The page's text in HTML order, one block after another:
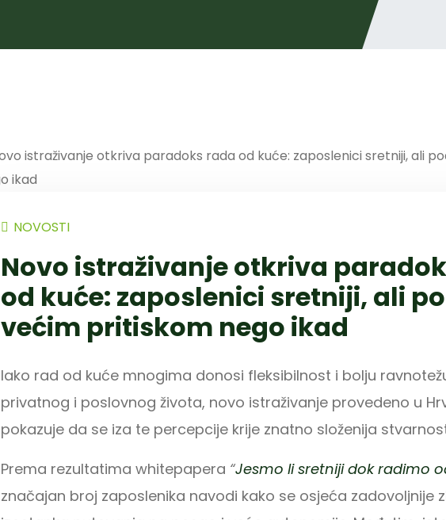
NOVOSTI
Novo istraživanje otkriva
od kuće: zaposlenici sretniji, ali
većim pritiskom nego ikad
Iako rad od kuće mnogima donosi fleksibilnost i bolju
privatnog i poslovnog života, novo istraživanje provedeno u
pokazuje da se iza te percepcije krije znatno složenija
Prema rezultatima whitepapera “Jesmo li sretniji dok radimo
značajan broj zaposlenika navodi kako se osjeća zadovoljnije